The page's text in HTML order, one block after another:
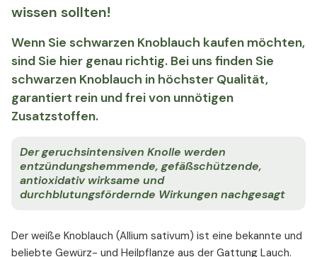
wissen sollten!
Wenn Sie schwarzen Knoblauch kaufen möchten,
sind Sie hier genau richtig. Bei uns finden Sie
schwarzen Knoblauch in höchster Qualität,
garantiert rein und frei von unnötigen
Zusatzstoffen.
Der geruchsintensiven Knolle werden
entzündungshemmende, gefäßschützende,
antioxidativ wirksame und
durchblutungsfördernde Wirkungen nachgesagt
Der weiße Knoblauch (Allium sativum) ist eine bekannte und
beliebte Gewürz- und Heilpflanze aus der Gattung Lauch.